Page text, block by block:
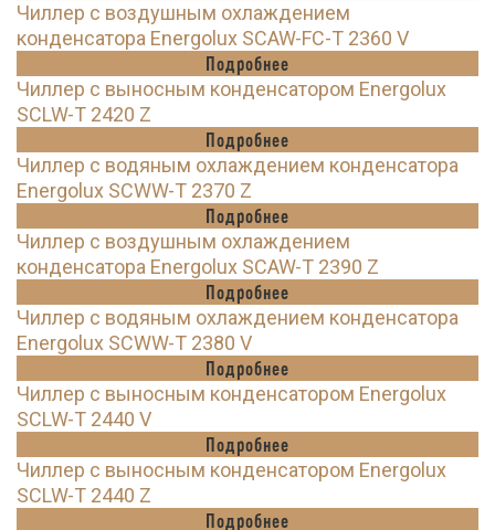
Чиллер с воздушным охлаждением
конденсатора Energolux SCAW-FC-T 2360 V
Подробнее
Чиллер с выносным конденсатором Energolux
SCLW-T 2420 Z
Подробнее
Чиллер с водяным охлаждением конденсатора
Energolux SCWW-T 2370 Z
Подробнее
Чиллер с воздушным охлаждением
конденсатора Energolux SCAW-T 2390 Z
Подробнее
Чиллер с водяным охлаждением конденсатора
Energolux SCWW-T 2380 V
Подробнее
Чиллер с выносным конденсатором Energolux
SCLW-T 2440 V
Подробнее
Чиллер с выносным конденсатором Energolux
SCLW-T 2440 Z
Подробнее